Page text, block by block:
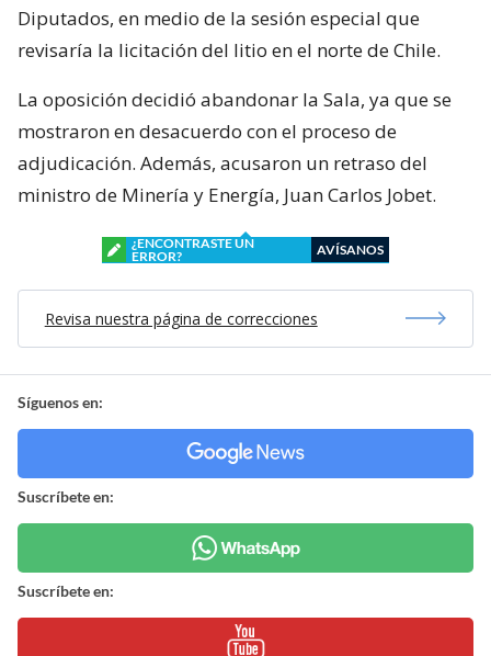
Diputados, en medio de la sesión especial que
revisaría la licitación del litio en el norte de Chile.
La oposición decidió abandonar la Sala, ya que se
mostraron en desacuerdo con el proceso de
adjudicación. Además, acusaron un retraso del
ministro de Minería y Energía, Juan Carlos Jobet.
¿ENCONTRASTE UN
ERROR?
AVÍSANOS
Revisa nuestra página de correcciones
Síguenos en:
Suscríbete en:
Suscríbete en: